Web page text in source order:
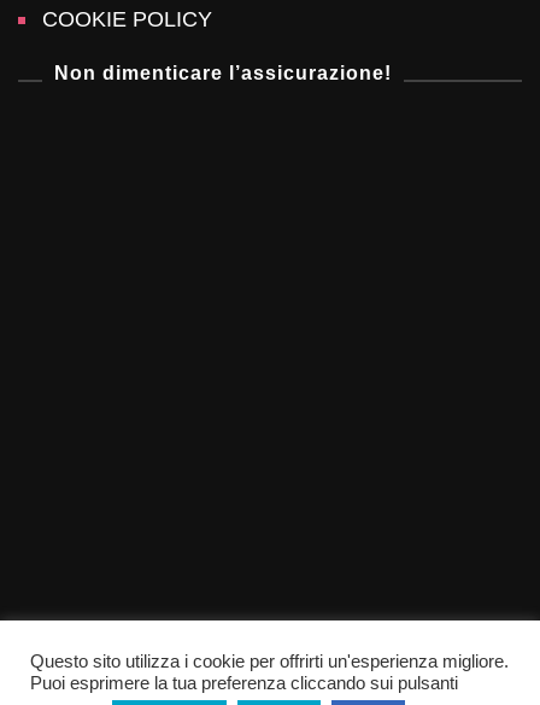
COOKIE POLICY
Non dimenticare l’assicurazione!
Questo sito utilizza i cookie per offrirti un'esperienza migliore.
Puoi esprimere la tua preferenza cliccando sui pulsanti